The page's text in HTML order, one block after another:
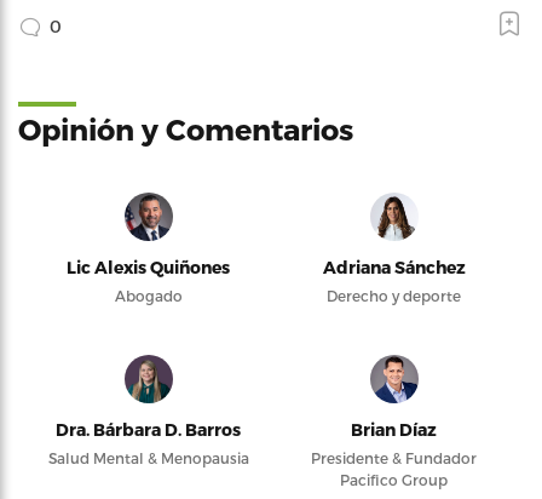
0
Opinión y Comentarios
Lic Alexis Quiñones
Abogado
Adriana Sánchez
Derecho y deporte
Dra. Bárbara D. Barros
Salud Mental & Menopausia
Brian Díaz
Presidente & Fundador
Pacifico Group